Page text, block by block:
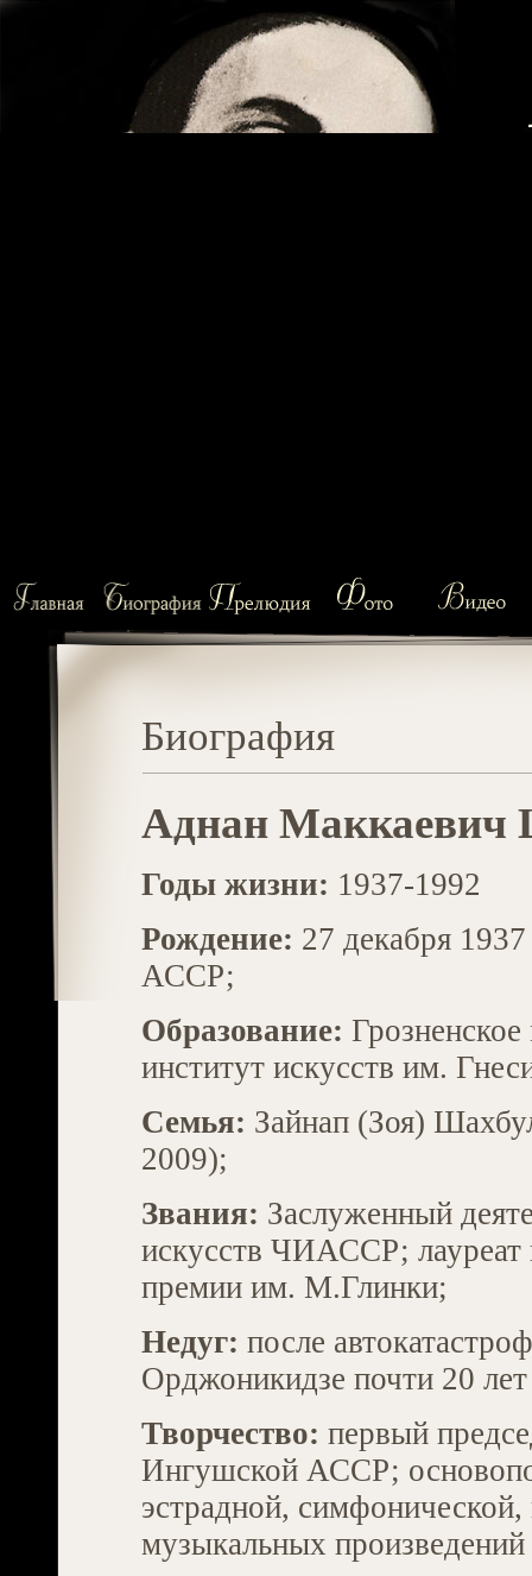
Биография
Аднан Маккаевич
Годы жизни: 1937-1992
Рождение: 27 декабря
АССР;
Образование:
институт искусств им.
Семья: Зайнап (Зоя)
2009);
Звания: Заслуженный
искусств ЧИАССР;
премии им. М.Глинки;
Недуг: после
Орджоникидзе почти 20
Творчество:первый
Ингушской АССР;
эстрадной,
музыкальных